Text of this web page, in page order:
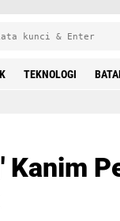
TEKNOLOGI